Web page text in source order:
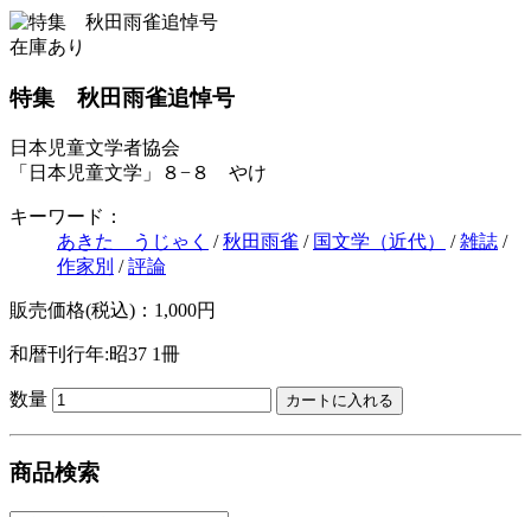
在庫あり
特集 秋田雨雀追悼号
日本児童文学者協会
「日本児童文学」８−８ やけ
キーワード：
あきた うじゃく /秋田雨雀 / 国文学（近代） /雑誌 /
作家別 /評論
販売価格(税込)：1,000円
和暦刊行年:昭37 1冊
数量
商品検索